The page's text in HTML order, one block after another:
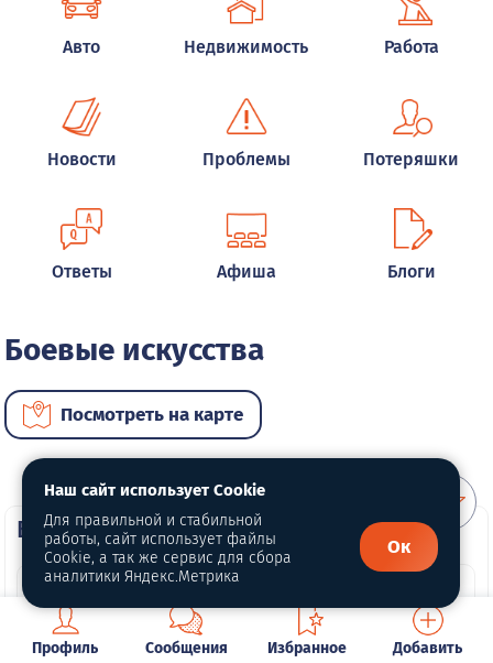
Авто Недвижимость Работа
Новости Проблемы Потеряшки
Ответы Афиша Блоги
Боевые искусства
Посмотреть на карте
ВИП услуги
Профиль Сообщения Избранное Добавить
Наш сайт использует Cookie
Для правильной и стабильной
работы, сайт использует файлы
Cookie, а так же сервис для сбора
аналитики Яндекс.Метрика
Ок